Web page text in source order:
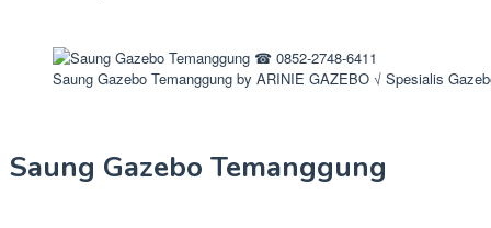
Saung Gazebo Temanggung by ARINIE GAZEBO √ Spesialis
Saung Gazebo Temanggung